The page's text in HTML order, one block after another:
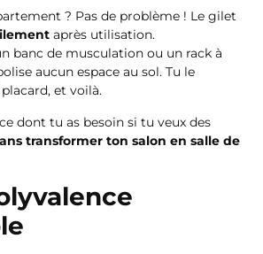
? Pas de problème ! Le gilet
après utilisation.
banc de musculation ou un rack à
aucun espace au sol. Tu le
et voilà.
dont tu as besoin si tu veux des
transformer ton salon en salle de